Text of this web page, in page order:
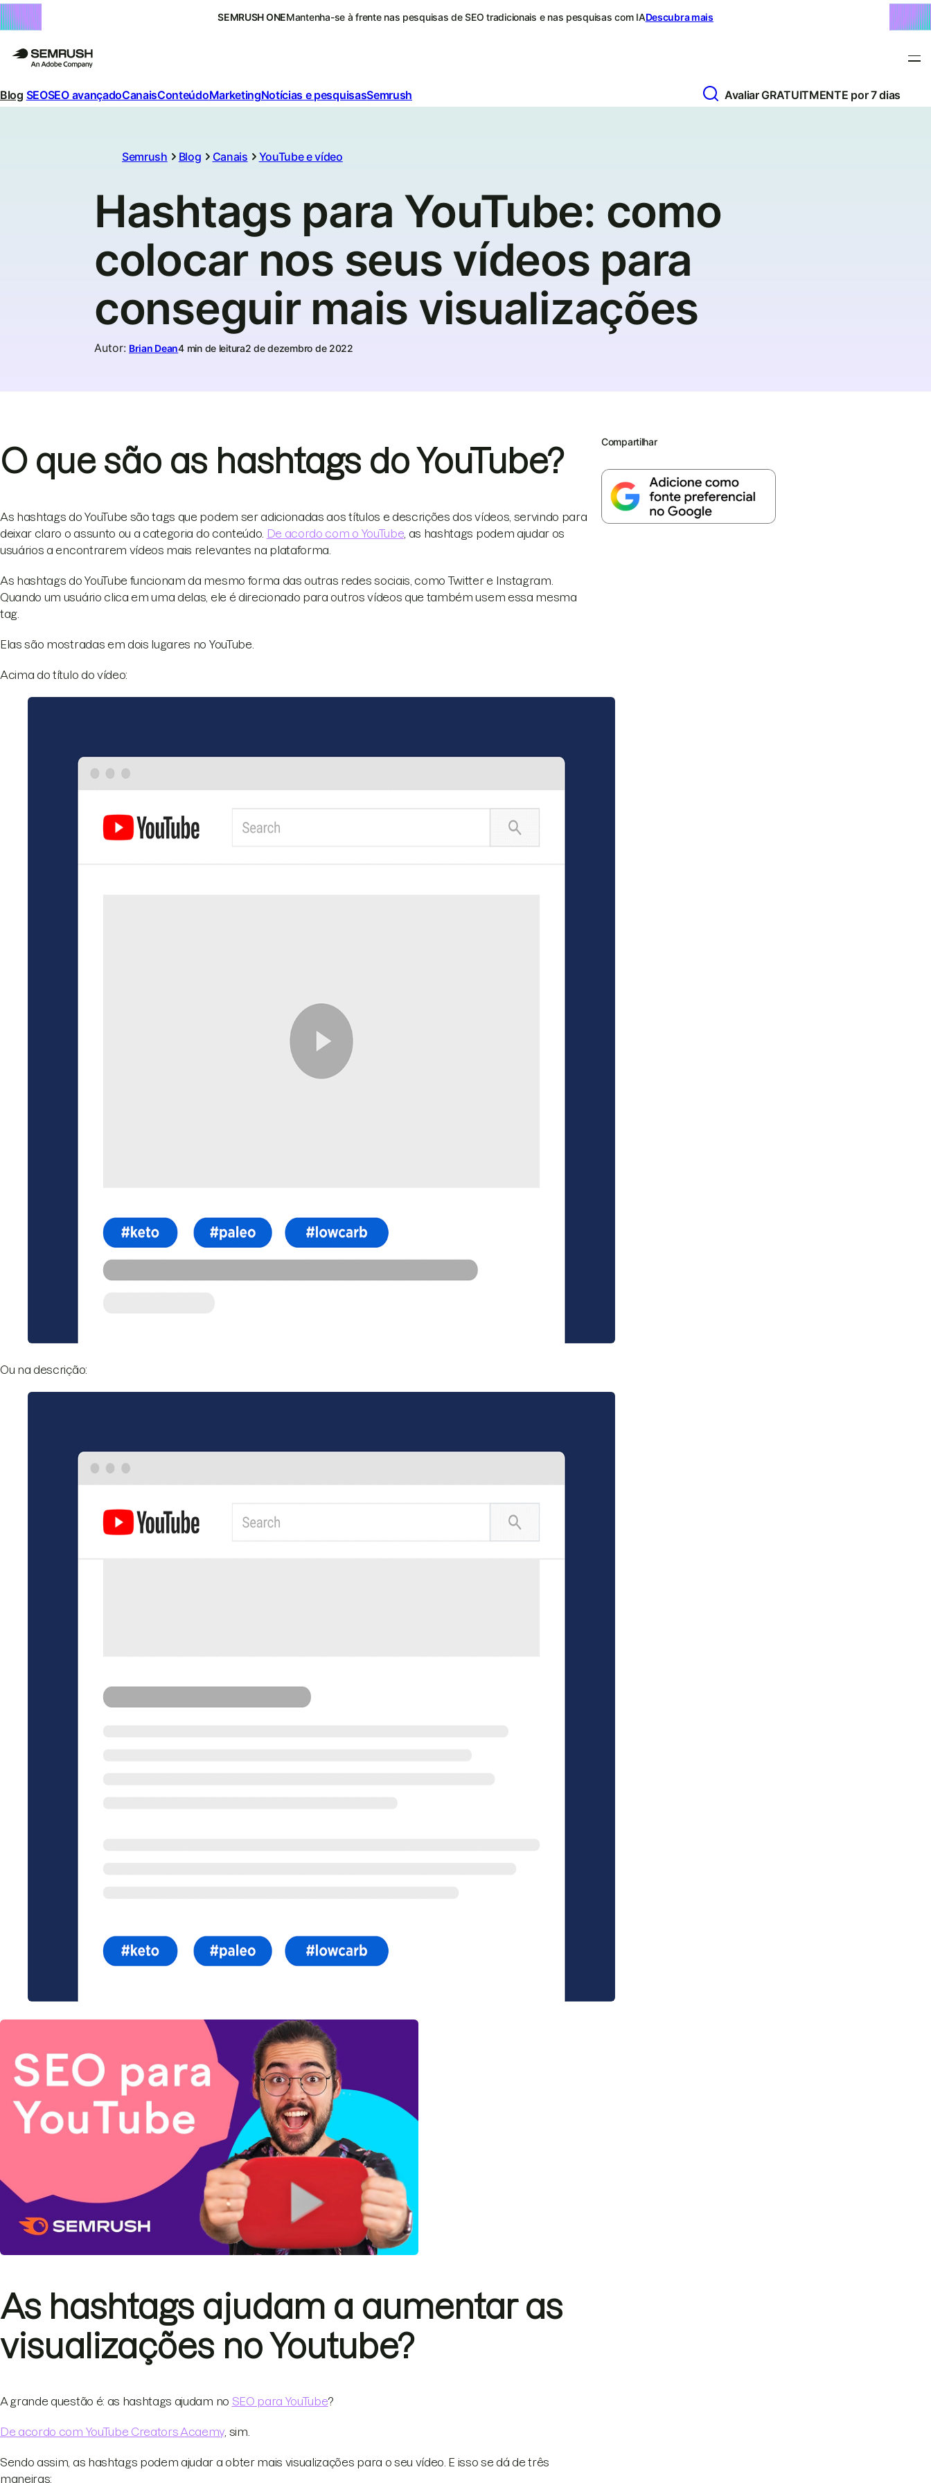
SEMRUSH ONEMantenha-se à frente nas pesquisas de SEO tradicionais e nas pesquisas com IADescubra mais
Blog SEOSEO avançadoCanaisConteúdoMarketingNotícias e pesquisasSemrush Avaliar GRATUITMENTE por 7 dias
Semrush Blog Canais YouTube e vídeo
Hashtags para YouTube: como
colocar nos seus vídeos para
conseguir mais visualizações
Autor: Brian Dean4 min de leitura2 de dezembro de 2022
O que são as hashtags do YouTube?
As hashtags do YouTube são tags que podem ser adicionadas aos títulos e descrições dos vídeos, servindo para
deixar claro o assunto ou a categoria do conteúdo. De acordo com o YouTube , as hashtags podem ajudar os
usuários a encontrarem vídeos mais relevantes na plataforma.
As hashtags do YouTube funcionam da mesmo forma das outras redes sociais, como Twitter e Instagram.
Quando um usuário clica em uma delas, ele é direcionado para outros vídeos que também usem essa mesma
tag.
Elas são mostradas em dois lugares no YouTube.
Acima do título do vídeo:
Ou na descrição:
As hashtags ajudam a aumentar as
visualizações no Youtube?
A grande questão é: as hashtags ajudam no SEO para YouTube?
De acordo com YouTube Creators Acaemy, sim.
Sendo assim, as hashtags podem ajudar a obter mais visualizações para o seu vídeo. E isso se dá de três
maneiras:
Compartilhar